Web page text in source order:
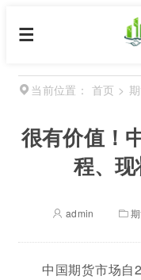
当前位置： 首页 >
很有价值！
程、现
admin
中国期货市场自